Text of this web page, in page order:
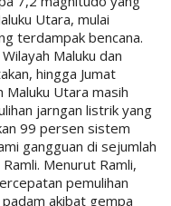
Utara, mulai
terdampak bencana.
Maluku dan
hingga Jumat
Utara masih
jarngan listrik yang
99 persen sistem
gangguan di sejumlah
Menurut Ramli,
pemulihan
akibat gempa